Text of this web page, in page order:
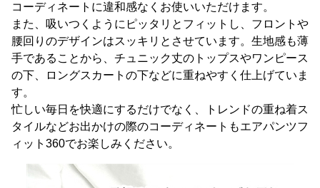
コーディネートに違和感なくお使いいただけます。
また、吸いつくようにピッタリとフィットし、フロントや
腰回りのデザインはスッキリとさせています。生地感も薄
手であることから、チュニック丈のトップスやワンピース
の下、ロングスカートの下などに重ねやすく仕上げていま
す。
忙しい毎日を快適にするだけでなく、トレンドの重ね着ス
タイルなどお出かけの際のコーディネートもエアパンツフ
ィット360でお楽しみください。